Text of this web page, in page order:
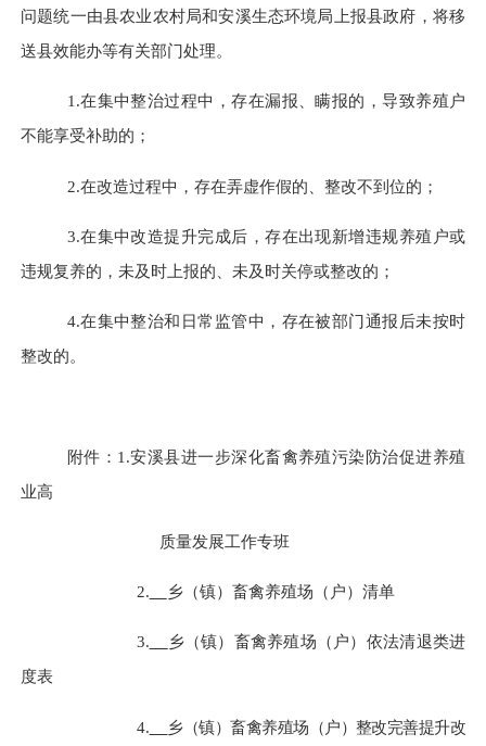
问题统一由县农业农村局和安溪生态环境局上报县政府，将移
送县效能办等有关部门处理。
1.在集中整治过程中，存在漏报、瞒报的，导致养殖户
不能享受补助的；
2.在改造过程中，存在弄虚作假的、整改不到位的；
3.在集中改造提升完成后，存在出现新增违规养殖户或
违规复养的，未及时上报的、未及时关停或整改的；
4.在集中整治和日常监管中，存在被部门通报后未按时
整改的。
附件： 1.安溪县进一步深化畜禽养殖污染防治促进养殖
业高
质量发展工作专班
2. 乡（镇） 畜禽养殖场（户） 清单
3.
乡（镇）畜禽养殖场（户）依法清退类进
度表
4. 乡（镇）畜禽养殖场（户）整改完善提升改